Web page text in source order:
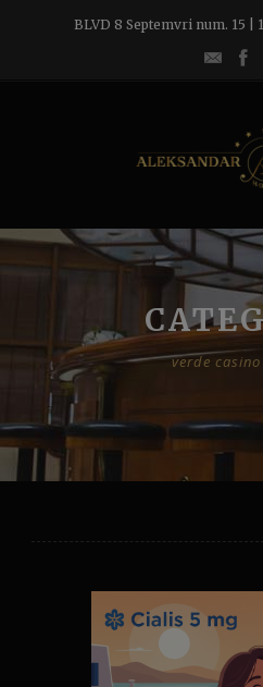
BLVD 8 Septemvri num. 15 |
verde